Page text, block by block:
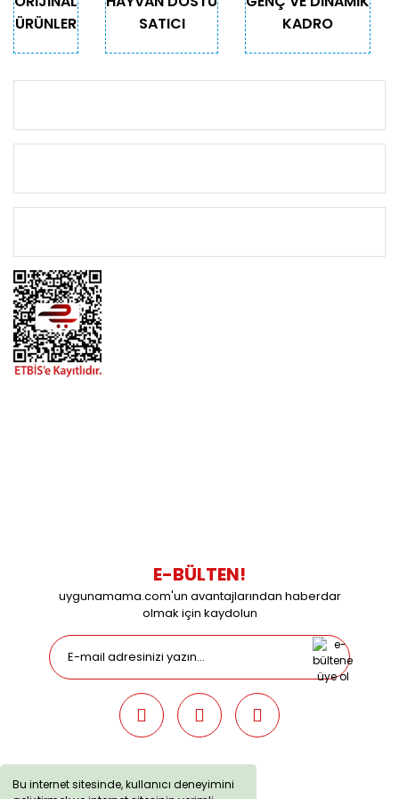
Bu internet sitesinde, kullanıcı deneyimini
ÜRÜNLER
SATICI
KADRO
E-BÜLTEN!
uygunamama.com'un avantajlarından haberdar
olmak için kaydolun